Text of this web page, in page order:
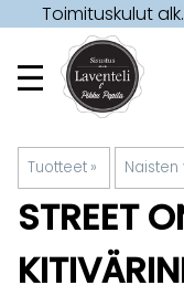
Toimituskulut
Tuotteet ‪»
STREET